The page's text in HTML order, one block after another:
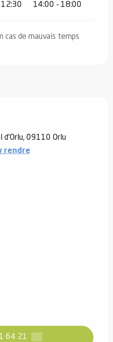
14:00 - 18:00
cas de mauvais temps
d'Orlu, 09110 Orlu
rendre
64 21 ▒▒